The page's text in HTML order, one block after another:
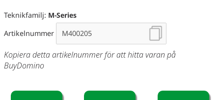
Teknikfamilj: M-Series
Artikelnummer
Kopiera detta artikelnummer för att hitta varan på
BuyDomino